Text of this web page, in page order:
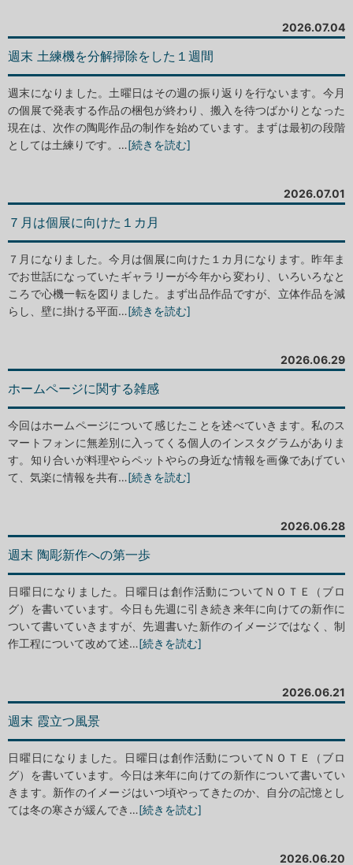
2026.07.04
週末 土練機を分解掃除をした１週間
週末になりました。土曜日はその週の振り返りを行ないます。今月
の個展で発表する作品の梱包が終わり、搬入を待つばかりとなった
現在は、次作の陶彫作品の制作を始めています。まずは最初の段階
としては土練りです。…[続きを読む]
2026.07.01
７月は個展に向けた１カ月
７月になりました。今月は個展に向けた１カ月になります。昨年ま
でお世話になっていたギャラリーが今年から変わり、いろいろなと
ころで心機一転を図りました。まず出品作品ですが、立体作品を減
らし、壁に掛ける平面…[続きを読む]
2026.06.29
ホームページに関する雑感
今回はホームページについて感じたことを述べていきます。私のス
マートフォンに無差別に入ってくる個人のインスタグラムがありま
す。知り合いが料理やらペットやらの身近な情報を画像であげてい
て、気楽に情報を共有…[続きを読む]
2026.06.28
週末 陶彫新作への第一歩
日曜日になりました。日曜日は創作活動についてＮＯＴＥ（ブロ
グ）を書いています。今日も先週に引き続き来年に向けての新作に
ついて書いていきますが、先週書いた新作のイメージではなく、制
作工程について改めて述…[続きを読む]
2026.06.21
週末 霞立つ風景
日曜日になりました。日曜日は創作活動についてＮＯＴＥ（ブロ
グ）を書いています。今日は来年に向けての新作について書いてい
きます。新作のイメージはいつ頃やってきたのか、自分の記憶とし
ては冬の寒さが緩んでき…[続きを読む]
2026.06.20